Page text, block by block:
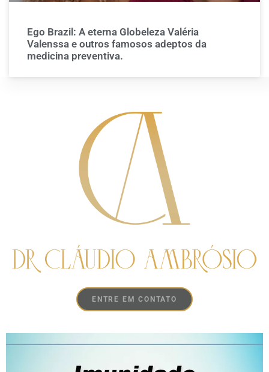
Ego Brazil: A eterna Globeleza Valéria
Valenssa e outros famosos adeptos da
medicina preventiva.
ENTRE EM CONTATO